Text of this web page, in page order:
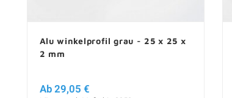
Alu winkelprofil grau - 25 x 25 x
2 mm
Ab 29,05 €